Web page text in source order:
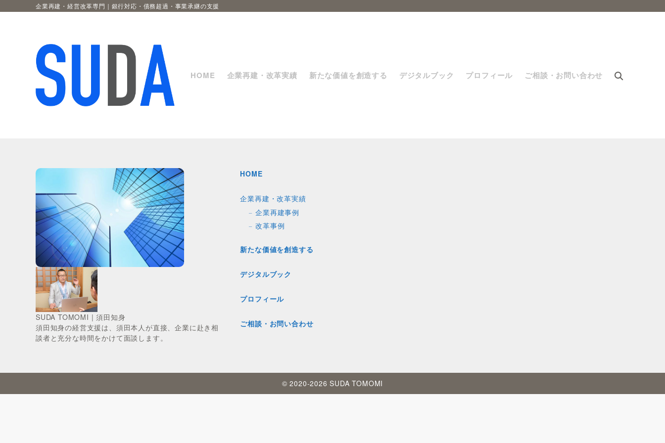
企業再建・経営改革専門｜銀行対応・債務超過・事業承継の支援
HOME 企業再建・改革実績 新たな価値を創造する デジタルブック プロフィール ご相談・お問い合わせ
SUDA TOMOMI | 須田知身
須田知身の経営支援は、須田本人が直接、企業に赴き相
談者と充分な時間をかけて面談します。
HOME
企業再建・改革実績
企業再建事例
改革事例
新たな価値を創造する
デジタルブック
プロフィール
ご相談・お問い合わせ
© 2020-2026 SUDA TOMOMI